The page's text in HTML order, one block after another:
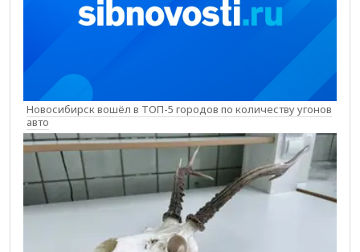
Новосибирск вошёл в ТОП-5 городов по количеству угонов
авто